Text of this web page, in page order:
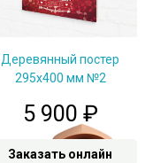
Деревянный постер
295х400 мм №2
5 900 ₽
Заказать онлайн